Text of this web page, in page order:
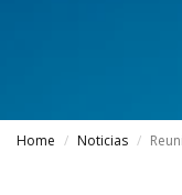
Home Noticias